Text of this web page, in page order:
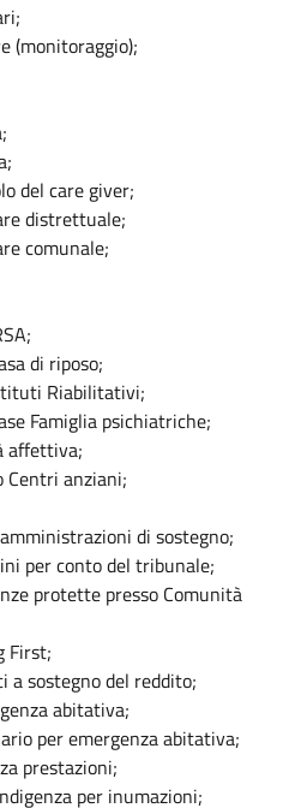
(monitoraggio);
del care giver;
distrettuale;
comunale;
di riposo;
Riabilitativi;
Famiglia psichiatriche;
affettiva;
Centri anziani;
di sostegno;
per conto del tribunale;
protette presso Comunità
First;
a sostegno del reddito;
abitativa;
per emergenza abitativa;
prestazioni;
per inumazioni;